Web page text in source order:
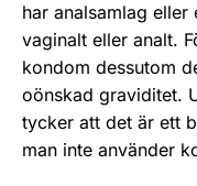
har analsamlag
vaginalt eller analt.
kondom dessutom
oönskad graviditet.
tycker att det är ett
man inte använder